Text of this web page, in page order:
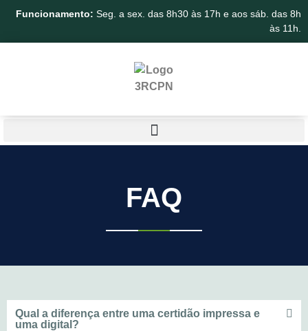
Funcionamento: Seg. a sex. das 8h30 às 17h e aos sáb. das 8h
às 11h.
FAQ
Qual a diferença entre uma certidão impressa e
uma digital?